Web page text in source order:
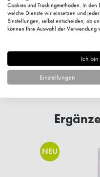
Fragen zum Artikel?
NEU
Cookies und Trackingmethoden. In
welche Dienste wir einsetzen und
Einstellungen, selbst entscheiden, ob
können Ihre Auswahl der Verwendung
Ich
Einstellungen